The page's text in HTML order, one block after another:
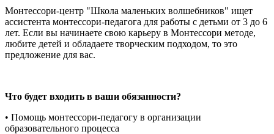
Монтессори-центр "Школа маленьких волшебников" ищет
ассистента монтессори-педагога для работы с детьми от 3 до 6
лет. Если вы начинаете свою карьеру в Монтессори методе,
любите детей и обладаете творческим подходом, то это
предложение для вас.
Что будет входить в ваши обязанности?
• Помощь монтессори-педагогу в организации
образовательного процесса